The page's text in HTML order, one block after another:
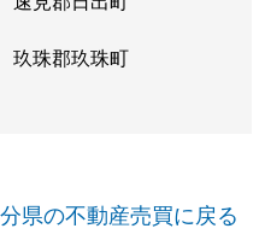
玖珠郡玖珠町
県の不動産売買に戻る